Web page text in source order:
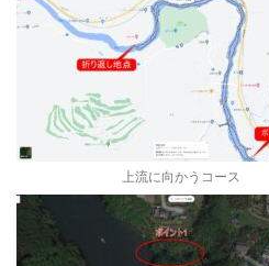
上流に向かうコース